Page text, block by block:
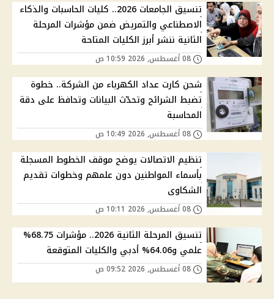
تنسيق الجامعات 2026.. كليات الحاسبات والذكاء
الاصطناعي والتمريض ضمن مؤشرات المرحلة
الثانية ننشر أبرز الكليات المتاحة
شحن كارت عداد الكهرباء من الشركة.. خطوة
تضبط الشرائح وتحدّث البيانات وتحافظ على دقة
المحاسبة
تنظيم الاتصالات يوضح موقف الخطوط المسجلة
بأسماء المواطنين دون علمهم وخطوات تقديم
الشكاوى
تنسيق المرحلة الثانية 2026.. مؤشرات 68.75%
علمي و64.06% أدبي والكليات المتوقعة